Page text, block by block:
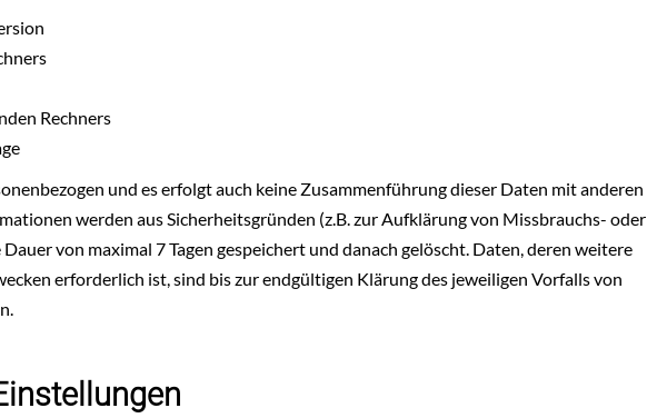
Rechners
und es erfolgt auch keine Zusammenführung dieser Daten mit anderen
werden aus Sicherheitsgründen (z.B. zur Aufklärung von Missbrauchs- oder
von maximal 7 Tagen gespeichert und danach gelöscht. Daten, deren weitere
erforderlich ist, sind bis zur endgültigen Klärung des jeweiligen Vorfalls von